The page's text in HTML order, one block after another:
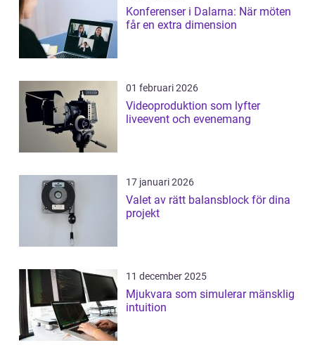
Konferenser i Dalarna: När möten
får en extra dimension
01 februari 2026
Videoproduktion som lyfter
liveevent och evenemang
17 januari 2026
Valet av rätt balansblock för dina
projekt
11 december 2025
Mjukvara som simulerar mänsklig
intuition